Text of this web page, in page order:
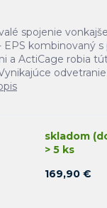
spojenie
EPS kombinovaný
a ActiCage robia
skladom
> 5 ks
169,90 €